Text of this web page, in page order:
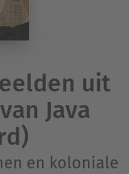
uit
Java
en koloniale